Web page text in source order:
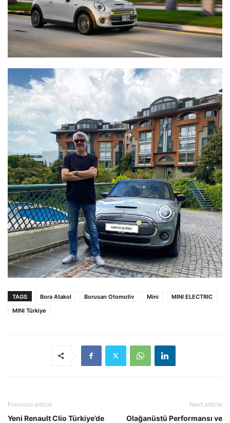
TAGS Bora Atakol Borusan Otomotiv Mini
MINI ELECTRIC
MINI Türkiye
Previous article
Yeni Renault Clio Türkiye’de
Next article
Olağanüstü Performansı ve